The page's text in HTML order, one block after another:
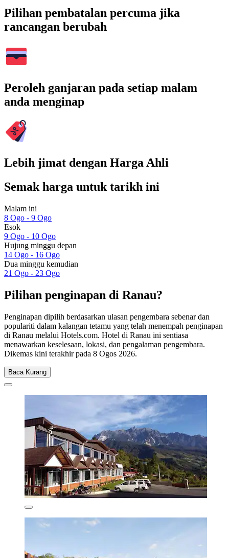
Pilihan pembatalan percuma jika
rancangan berubah
Peroleh ganjaran pada setiap malam
anda menginap
Lebih jimat dengan Harga Ahli
Semak harga untuk tarikh ini
Malam ini
8 Ogo - 9 Ogo
Esok
9 Ogo - 10 Ogo
Hujung minggu depan
14 Ogo - 16 Ogo
Dua minggu kemudian
21 Ogo - 23 Ogo
Pilihan penginapan di Ranau?
Penginapan dipilih berdasarkan ulasan pengembara sebenar dan
populariti dalam kalangan tetamu yang telah menempah penginapan
di Ranau melalui Hotels.com. Hotel di Ranau ini sentiasa
menawarkan keselesaan, lokasi, dan pengalaman pengembara.
Dikemas kini terakhir pada 8 Ogos 2026.
Baca Kurang